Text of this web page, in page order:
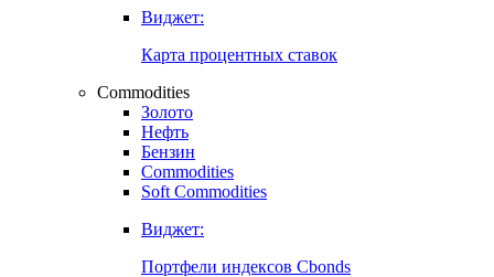
Виджет:
Карта процентных ставок
Commodities
Золото
Нефть
Бензин
Commodities
Soft Commodities
Виджет:
Портфели индексов Cbonds